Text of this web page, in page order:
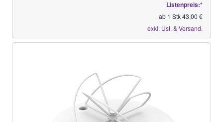
Listenpreis:*
ab 1 Stk 43,00 €
exkl. Ust. & Versand.